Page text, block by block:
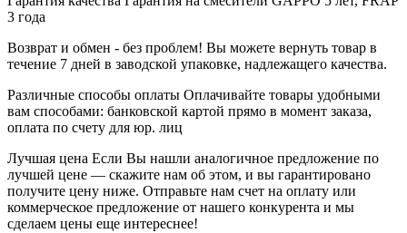
3 года
Возврат и обмен - без проблем! Вы можете вернуть товар в
течение 7 дней в заводской упаковке, надлежащего качества.
Различные способы оплаты Оплачивайте товары удобными
вам способами: банковской картой прямо в момент заказа,
оплата по счету для юр. лиц
Лучшая цена Если Вы нашли аналогичное предложение по
лучшей цене — скажите нам об этом, и вы гарантировано
получите цену ниже. Отправьте нам счет на оплату или
коммерческое предложение от нашего конкурента и мы
сделаем цены еще интереснее!